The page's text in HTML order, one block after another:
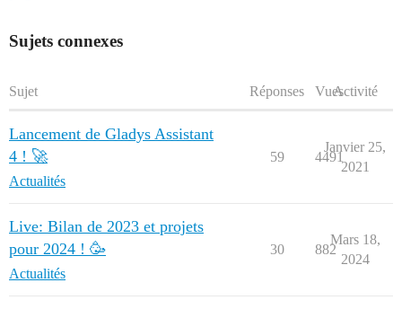
Sujets connexes
Sujet Réponses VuesActivité
Lancement de Gladys Assistant
4 ! 🚀
Actualités
59 4491
Janvier 25,
2021
Live: Bilan de 2023 et projets
pour 2024 ! 🥳
Actualités
30 882
Mars 18,
2024